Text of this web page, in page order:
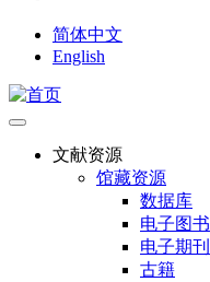
简体中文
English
文献资源
馆藏资源
数据库
电子图书
电子期刊
古籍